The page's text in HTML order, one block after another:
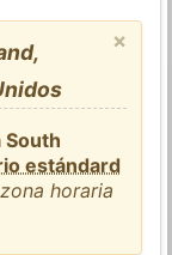
×
estándard
horaria